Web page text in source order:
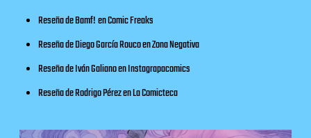
Reseña de Bamf!enComic Freaks
Reseña de Diego García Rouco enZona Negativa
Reseña de Iván Galiano enInstagrapacomics
Reseña de Rodrigo Pérez enLa Comicteca